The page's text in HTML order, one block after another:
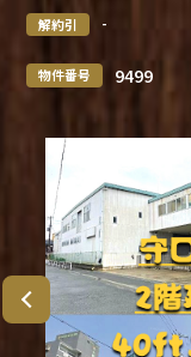
解約引 -
物件番号 9499